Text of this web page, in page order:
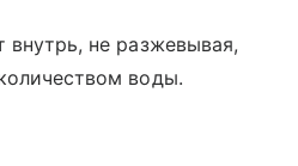
не разжевывая,
воды.